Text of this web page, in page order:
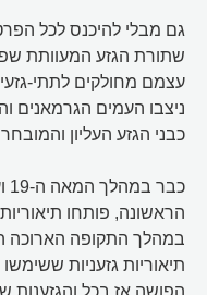
גם מבלי להיכנס לכל
שתורת הגזע המעוותת
עצמם מחולקים לתתי-
ניצבו העמים הגרמאנים
כבני הגזע העליון
הראשונה, פותחו
במהלך התקופה הארוכה
תיאוריות גזעניות
הפושה אז בכל והגזענות